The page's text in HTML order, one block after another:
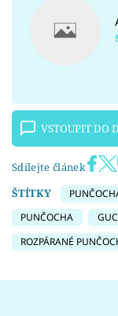
VSTOUPIT DO
Sdílejte článek
ŠTÍTKY
PUNČOCHA
ROZPÁRANÉ